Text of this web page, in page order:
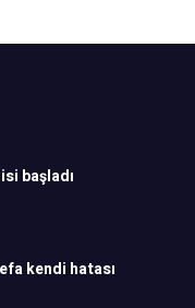
başladı
kendi hatası